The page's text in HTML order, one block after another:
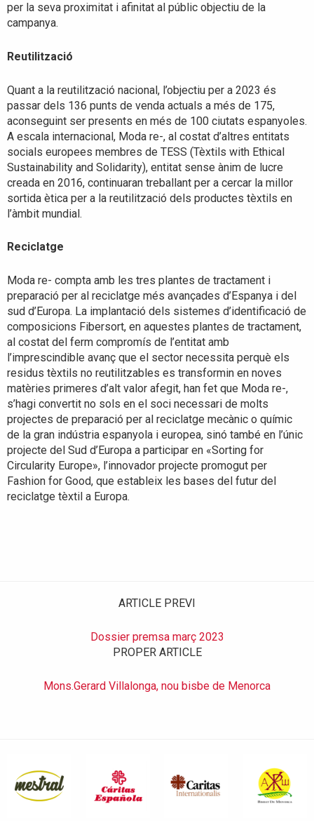
per la seva proximitat i afinitat al públic objectiu de la
campanya.
Reutilització
Quant a la reutilització nacional, l’objectiu per a 2023 és
passar dels 136 punts de venda actuals a més de 175,
aconseguint ser presents en més de 100 ciutats espanyoles.
A escala internacional, Moda re-, al costat d’altres entitats
socials europees membres de TESS (Tèxtils with Ethical
Sustainability and Solidarity), entitat sense ànim de lucre
creada en 2016, continuaran treballant per a cercar la millor
sortida ètica per a la reutilització dels productes tèxtils en
l’àmbit mundial.
Reciclatge
Moda re- compta amb les tres plantes de tractament i
preparació per al reciclatge més avançades d’Espanya i del
sud d’Europa. La implantació dels sistemes d’identificació de
composicions Fibersort, en aquestes plantes de tractament,
al costat del ferm compromís de l’entitat amb
l’imprescindible avanç que el sector necessita perquè els
residus tèxtils no reutilitzables es transformin en noves
matèries primeres d’alt valor afegit, han fet que Moda re-,
s’hagi convertit no sols en el soci necessari de molts
projectes de preparació per al reciclatge mecànic o químic
de la gran indústria espanyola i europea, sinó també en l’únic
projecte del Sud d’Europa a participar en «Sorting for
Circularity Europe», l’innovador projecte promogut per
Fashion for Good, que estableix les bases del futur del
reciclatge tèxtil a Europa.
ARTICLE PREVI
Dossier premsa març 2023
PROPER ARTICLE
Mons.Gerard Villalonga, nou bisbe de Menorca